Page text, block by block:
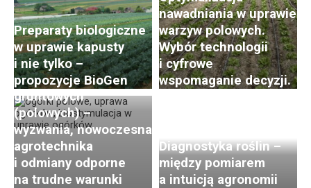
Preparaty biologiczne
w uprawie kapusty
i nie tylko –
propozycje BioGen
nawadniania w uprawie
warzyw polowych.
Wybór technologii
i cyfrowe
wspomaganie decyzji.
Uprawa ogórków
gruntowych
(polowych) –
wyzwania, nowoczesna
agrotechnika
i odmiany odporne
na trudne warunki
Diagnostyka roślin –
między pomiarem
a intuicją agronomii
Postępy i trendy